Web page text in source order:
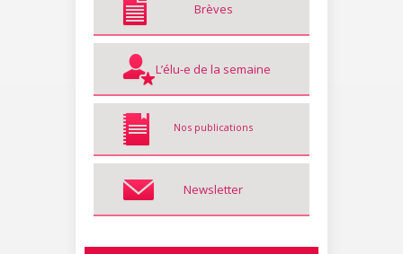
Brèves
L’élu-e de la semaine
Nos publications
Newsletter